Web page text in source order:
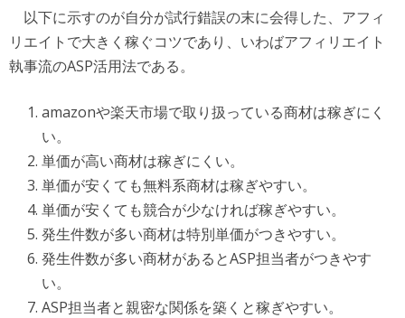
以下に示すのが自分が試行錯誤の末に会得した、アフィ
リエイトで大きく稼ぐコツであり、いわばアフィリエイト
執事流のASP活用法である。
amazonや楽天市場で取り扱っている商材は稼ぎにく
い。
単価が高い商材は稼ぎにくい。
単価が安くても無料系商材は稼ぎやすい。
単価が安くても競合が少なければ稼ぎやすい。
発生件数が多い商材は特別単価がつきやすい。
発生件数が多い商材があるとASP担当者がつきやす
い。
ASP担当者と親密な関係を築くと稼ぎやすい。